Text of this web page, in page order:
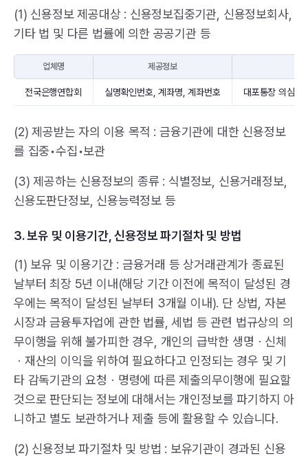
(1) 신용정보 제공대상 : 신용정보집중기관, 신용정보회사,
기타 법 및 다른 법률에 의한 공공기관 등
업체명 제공정보
전국은행연합회 실명확인번호, 계좌명, 계좌번호 대포통장 의심계
(2) 제공받는 자의 이용 목적 : 금융기관에 대한 신용정보
를 집중•수집•보관
(3) 제공하는 신용정보의 종류 : 식별정보, 신용거래정보,
신용도판단정보, 신용능력정보 등
3. 보유 및 이용기간, 신용정보 파기절차 및 방법
(1) 보유 및 이용기간 : 금융거래 등 상거래관계가 종료된
날부터 최장 5년 이내(해당 기간 이전에 목적이 달성된 경
우에는 목적이 달성된 날부터 3개월 이내). 단 상법, 자본
시장과 금융투자업에 관한 법률, 세법 등 관련 법규상의 의
무이행을 위해 불가피한 경우, 개인의 급박한 생명ㆍ신체
ㆍ재산의 이익을 위하여 필요하다고 인정되는 경우 및 기
타 감독기관의 요청ㆍ명령에 따른 제출의무이행에 필요할
것으로 판단되는 정보에 대해서는 개인정보를 파기하지 아
니하고 별도 보관하거나 제출 등에 활용할 수 있습니다.
(2) 신용정보 파기절차 및 방법 : 보유기관이 경과된 신용